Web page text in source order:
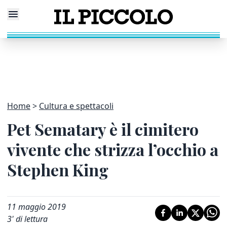
Home Cultura e spettacoli
Pet Sematary è il cimitero
vivente che strizza l’occhio a
Stephen King
11 maggio 2019
3' di lettura